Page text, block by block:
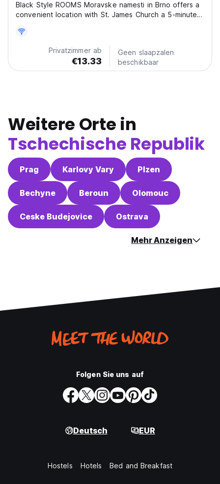
Black Style ROOMS Moravske namesti in Brno offers a
convenient location with St. James Church a 5-minute
hostel features a lounge, lift, shared kitchen, electric
vehicle charging station, coffee shop, and...
Privatzimmer ab
€13.33
Geen slaapzalen
beschikbaar
Weitere Orte in
Tschechische Republik
Prag Karlovy Vary Plzen
Bechyne Beroun Olomouc
Ceske Budejovice Ostrava
Mehr Anzeigen
Folgen Sie uns auf
Deutsch EUR
Hostels Hotels Bed and Breakfast